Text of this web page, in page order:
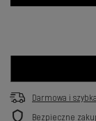
Darmowa i
Bezpieczne